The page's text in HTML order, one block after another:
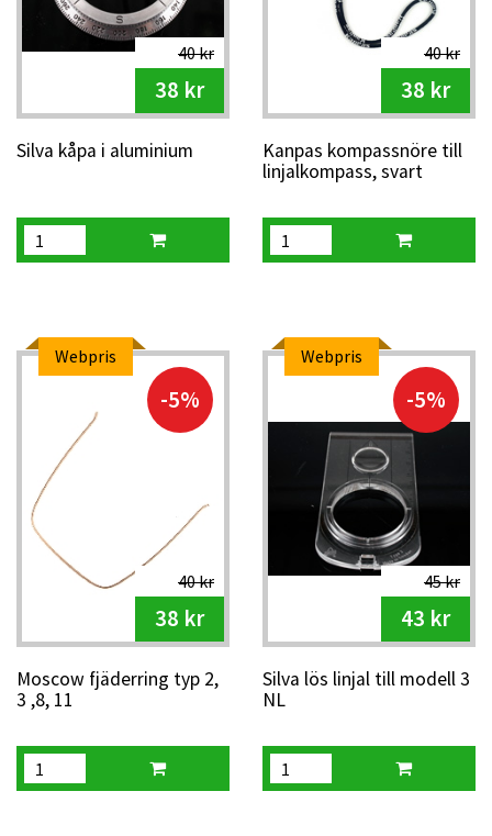
40 kr
38 kr
Silva kåpa i aluminium
40 kr
38 kr
Kanpas kompassnöre till
linjalkompass, svart
Webpris
-5%
40 kr
38 kr
Moscow fjäderring typ 2,
3 ,8, 11
Webpris
-5%
45 kr
43 kr
Silva lös linjal till modell 3
NL